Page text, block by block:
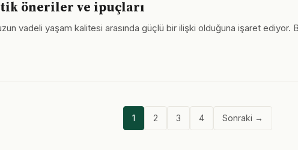
öneriler ve ipuçları
vadeli yaşam kalitesi arasında güçlü bir ilişki olduğuna işaret
1 2 3 4 Sonraki →